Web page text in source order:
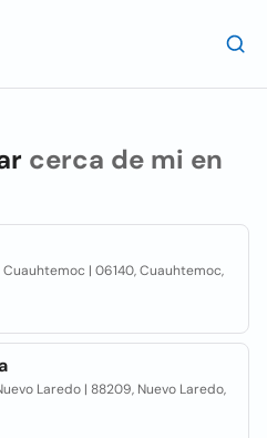
cerca de mi en
Cuauhtemoc | 06140, Cuauhtemoc,
Laredo | 88209, Nuevo Laredo,